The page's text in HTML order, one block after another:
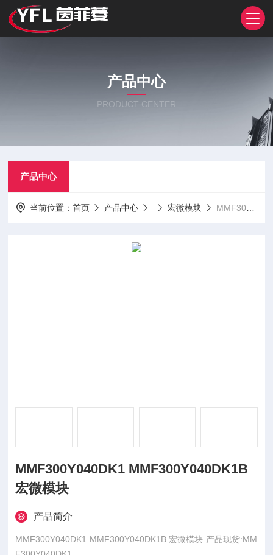
产品中心
PRODUCT CENTER
产品中心
当前位置：首页 产品中心 宏微模块 MMF300Y040DK1CMMF300Y040DK1 MMF300Y040DK1B 宏微模块
MMF300Y040DK1 MMF300Y040DK1B
宏微模块
产品简介
MMF300Y040DK1 MMF300Y040DK1B 宏微模块 产品现货:MM